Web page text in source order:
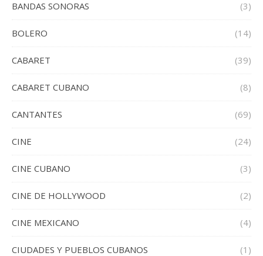
BANDAS SONORAS (3)
BOLERO (14)
CABARET (39)
CABARET CUBANO (8)
CANTANTES (69)
CINE (24)
CINE CUBANO (3)
CINE DE HOLLYWOOD (2)
CINE MEXICANO (4)
CIUDADES Y PUEBLOS CUBANOS (1)